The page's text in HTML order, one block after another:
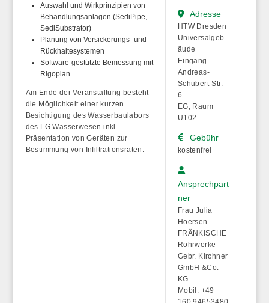
Auswahl und Wirkprinzipien von
Behandlungsanlagen (SediPipe,
SediSubstrator)
Planung von Versickerungs- und
Rückhaltesystemen
Software-gestützte Bemessung mit
Rigoplan
Am Ende der Veranstaltung besteht
die Möglichkeit einer kurzen
Besichtigung des Wasserbaulabors
des LG Wasserwesen inkl.
Präsentation von Geräten zur
Bestimmung von Infiltrationsraten.
Adresse
HTW Dresden
Universalgeb
äude
Eingang
Andreas-
Schubert-Str.
6
EG, Raum
U102
Gebühr
kostenfrei
Ansprechpart
ner
Frau Julia
Hoersen
FRÄNKISCHE
Rohrwerke
Gebr. Kirchner
GmbH &Co.
KG
Mobil: +49